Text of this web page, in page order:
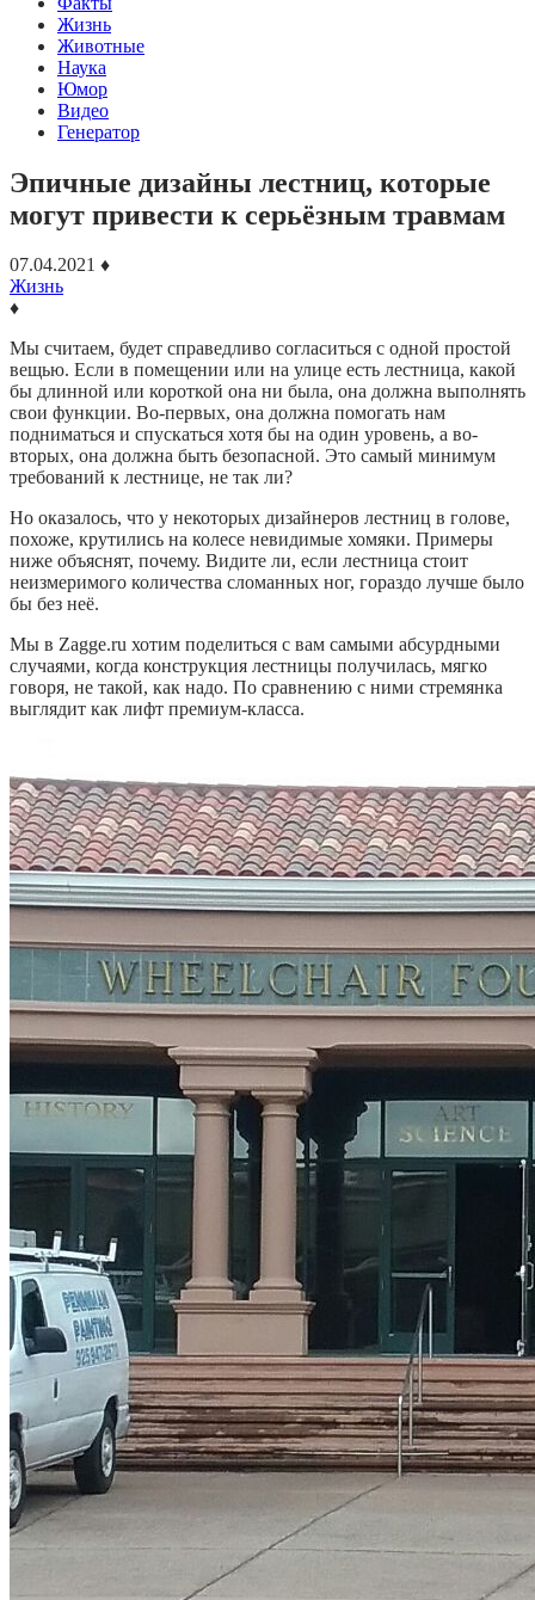
Жизнь
Животные
Наука
Юмор
Видео
Генератор
Эпичные дизайны лестниц, которые
могут привести к серьёзным травмам
07.04.2021 ♦
Жизнь
♦
Мы считаем, будет справедливо согласиться с одной простой
вещью. Если в помещении или на улице есть лестница, какой
бы длинной или короткой она ни была, она должна выполнять
свои функции. Во-первых, она должна помогать нам
подниматься и спускаться хотя бы на один уровень, а во-
вторых, она должна быть безопасной. Это самый минимум
требований к лестнице, не так ли?
Но оказалось, что у некоторых дизайнеров лестниц в голове,
похоже, крутились на колесе невидимые хомяки. Примеры
ниже объяснят, почему. Видите ли, если лестница стоит
неизмеримого количества сломанных ног, гораздо лучше было
бы без неё.
Мы в Zagge.ru хотим поделиться с вам самыми абсурдными
случаями, когда конструкция лестницы получилась, мягко
говоря, не такой, как надо. По сравнению с ними стремянка
выглядит как лифт премиум-класса.